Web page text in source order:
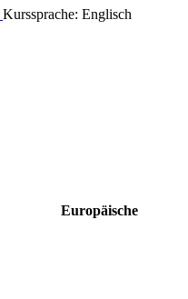
Kurssprache: Englisch
Europäische